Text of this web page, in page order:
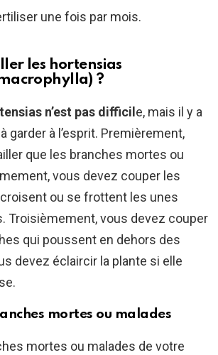
une fois par mois.
les hortensias
?
n’est pas difficil e, mais il y a
garder à l’esprit. Premièrement,
que les branches mortes ou
vous devez couper les
ou se frottent les unes
Troisièmement, vous devez couper
qui poussent en dehors des
devez éclaircir la plante si elle
mortes ou malades
mortes ou malades de votre